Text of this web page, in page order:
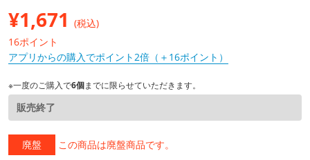
¥1,671 (税込)
16ポイント
アプリからの購入でポイント2倍（＋16ポイント）
※一度のご購入で6個までに限らせていただきます。
販売終了
廃盤 この商品は廃盤商品です。